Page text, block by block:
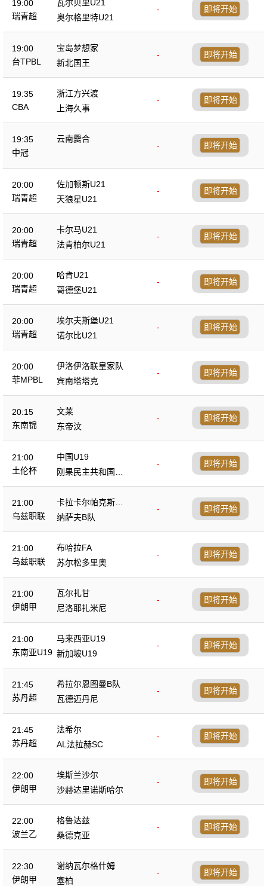
19:00
瑞青超
瓦尔贝里U21
-
奥尔格里特U21
即将开始
19:00
台TPBL
宝岛梦想家
-
新北国王
即将开始
19:35
CBA
浙江方兴渡
-
上海久事
即将开始
19:35
中冠
云南爨合
- 即将开始
20:00
瑞青超
佐加顿斯U21
-
天狼星U21
即将开始
20:00
瑞青超
卡尔马U21
-
法肯柏尔U21
即将开始
20:00
瑞青超
哈肯U21
-
哥德堡U21
即将开始
20:00
瑞青超
埃尔夫斯堡U21
-
诺尔比U21
即将开始
20:00
菲MPBL
伊洛伊洛联皇家队
-
宾南塔塔克
即将开始
20:15
东南锦
文莱
-
东帝汶
即将开始
21:00
土伦杯
中国U19
-
刚果民主共和国U2
3
即将开始
21:00
乌兹职联
卡拉卡尔帕克斯坦F
A
-
纳萨夫B队
即将开始
21:00
乌兹职联
布哈拉FA
-
苏尔松多里奥
即将开始
21:00
伊朗甲
瓦尔扎甘
-
尼洛耶扎米尼
即将开始
21:00
东南亚U19
马来西亚U19
-
新加坡U19
即将开始
21:45
苏丹超
希拉尔恩图曼B队
-
瓦德迈丹尼
即将开始
21:45
苏丹超
法希尔
-
AL法拉赫SC
即将开始
22:00
伊朗甲
埃斯兰沙尔
-
沙赫达里诺斯哈尔
即将开始
22:00
波兰乙
格鲁达兹
-
桑德克亚
即将开始
22:30
伊朗甲
谢纳瓦尔格什姆
-
塞柏
即将开始